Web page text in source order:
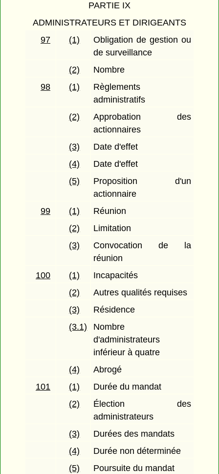
PARTIE IX
ADMINISTRATEURS ET DIRIGEANTS
97
(1)
Obligation de gestion ou
de surveillance
(2)
Nombre
98
(1)
Règlements
administratifs
(2)
Approbation des
actionnaires
(3)
Date d'effet
(4)
Date d'effet
(5)
Proposition d'un
actionnaire
99
(1)
Réunion
(2)
Limitation
(3)
Convocation de la
réunion
100
(1)
Incapacités
(2)
Autres qualités requises
(3)
Résidence
(3.1)
Nombre
d'administrateurs
inférieur à quatre
(4)
Abrogé
101
(1)
Durée du mandat
(2)
Élection des
administrateurs
(3)
Durées des mandats
(4)
Durée non déterminée
(5)
Poursuite du mandat